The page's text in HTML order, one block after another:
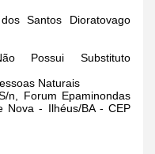
Santos Dioratovago
Possui Substituto
Naturais
n, Forum Epaminondas
Nova - Ilhéus/BA - CEP